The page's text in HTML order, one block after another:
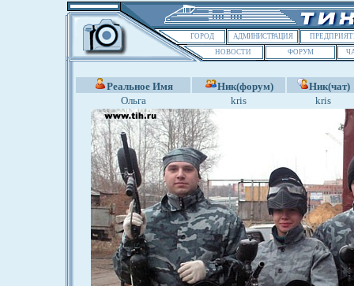
ГОРОД АДМИНИСТРАЦИЯ
НОВОСТИ
ФОРУМ
Реальное Имя Ник(форум)
Ник(чат)
Ольга
kris kris